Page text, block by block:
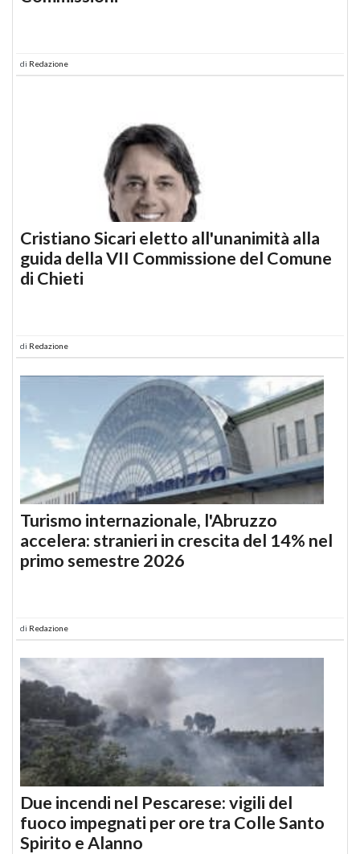
di Redazione
Cristiano Sicari eletto all'unanimità alla
guida della VII Commissione del Comune
di Chieti
di Redazione
Turismo internazionale, l'Abruzzo
accelera: stranieri in crescita del 14% nel
primo semestre 2026
di Redazione
Due incendi nel Pescarese: vigili del
fuoco impegnati per ore tra Colle Santo
Spirito e Alanno